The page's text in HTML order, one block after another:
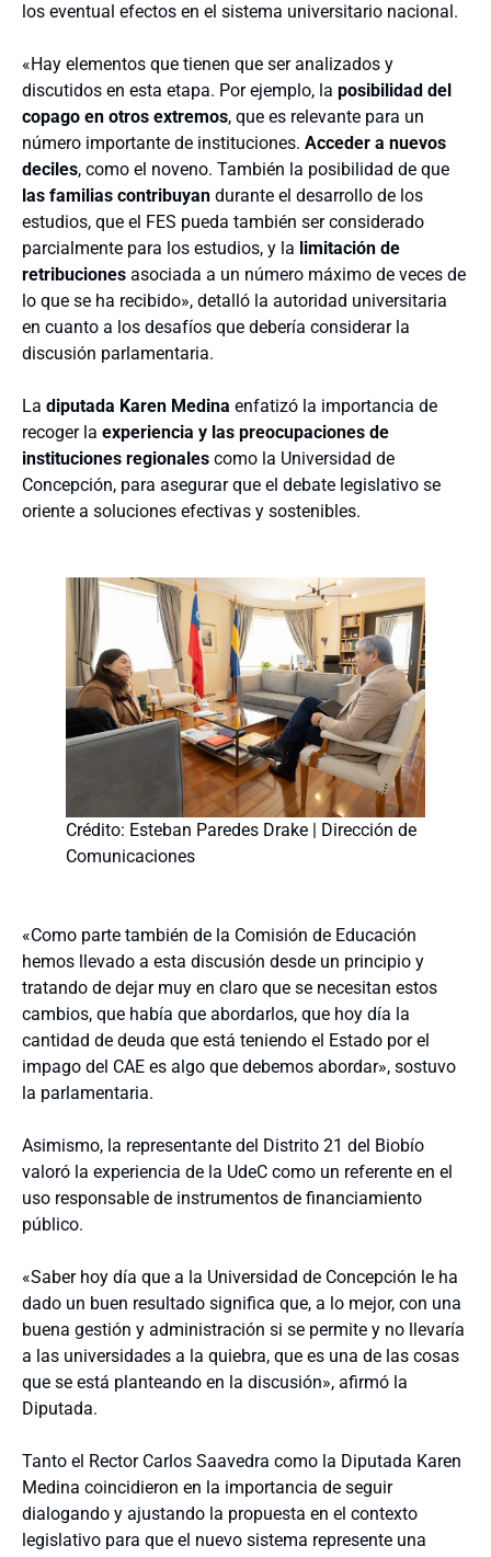
los eventual efectos en el sistema universitario nacional.
«Hay elementos que tienen que ser analizados y
discutidos en esta etapa. Por ejemplo, la posibilidad del
copago en otros extremos, que es relevante para un
número importante de instituciones. Acceder a nuevos
deciles, como el noveno. También la posibilidad de que
las familias contribuyan durante el desarrollo de los
estudios, que el FES pueda también ser considerado
parcialmente para los estudios, y la limitación de
retribuciones asociada a un número máximo de veces de
lo que se ha recibido», detalló la autoridad universitaria
en cuanto a los desafíos que debería considerar la
discusión parlamentaria.
La diputada Karen Medina enfatizó la importancia de
recoger la experiencia y las preocupaciones de
instituciones regionales como la Universidad de
Concepción, para asegurar que el debate legislativo se
oriente a soluciones efectivas y sostenibles.
Crédito: Esteban Paredes Drake | Dirección de
Comunicaciones
«Como parte también de la Comisión de Educación
hemos llevado a esta discusión desde un principio y
tratando de dejar muy en claro que se necesitan estos
cambios, que había que abordarlos, que hoy día la
cantidad de deuda que está teniendo el Estado por el
impago del CAE es algo que debemos abordar», sostuvo
la parlamentaria.
Asimismo, la representante del Distrito 21 del Biobío
valoró la experiencia de la UdeC como un referente en el
uso responsable de instrumentos de financiamiento
público.
«Saber hoy día que a la Universidad de Concepción le ha
dado un buen resultado significa que, a lo mejor, con una
buena gestión y administración si se permite y no llevaría
a las universidades a la quiebra, que es una de las cosas
que se está planteando en la discusión», afirmó la
Diputada.
Tanto el Rector Carlos Saavedra como la Diputada Karen
Medina coincidieron en la importancia de seguir
dialogando y ajustando la propuesta en el contexto
legislativo para que el nuevo sistema represente una